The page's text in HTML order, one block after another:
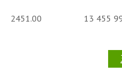
2451.00 13 455